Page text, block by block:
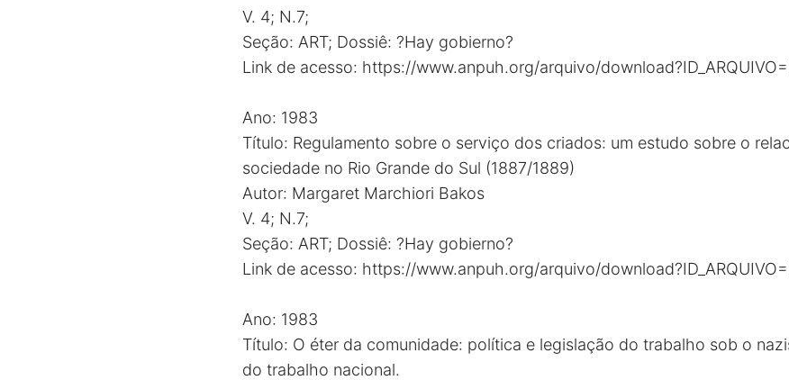
V. 4; N.7;
Seção: ART; Dossiê: ?Hay gobierno?
Link de acesso: https://www.anpuh.org/arquivo/
Ano: 1983
Título: Regulamento sobre o serviço dos criados: um estudo sobre o
sociedade no Rio Grande do Sul (1887/1889)
Autor: Margaret Marchiori Bakos
V. 4; N.7;
Seção: ART; Dossiê: ?Hay gobierno?
Link de acesso: https://www.anpuh.org/arquivo/
Ano: 1983
Título: O éter da comunidade: política e legislação do trabalho sob o
do trabalho nacional.